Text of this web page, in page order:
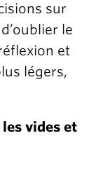
sur
le
et
légers,
vides et